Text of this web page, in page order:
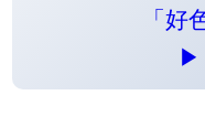
「好
▶